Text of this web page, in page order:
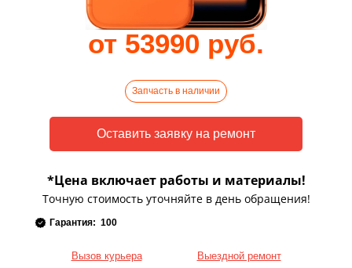
от 53990 руб.
Запчасть в наличии
*Цена включает работы и материалы!
Точную стоимость уточняйте в день обращения!
Гарантия: 100
Вызов курьера Выездной ремонт